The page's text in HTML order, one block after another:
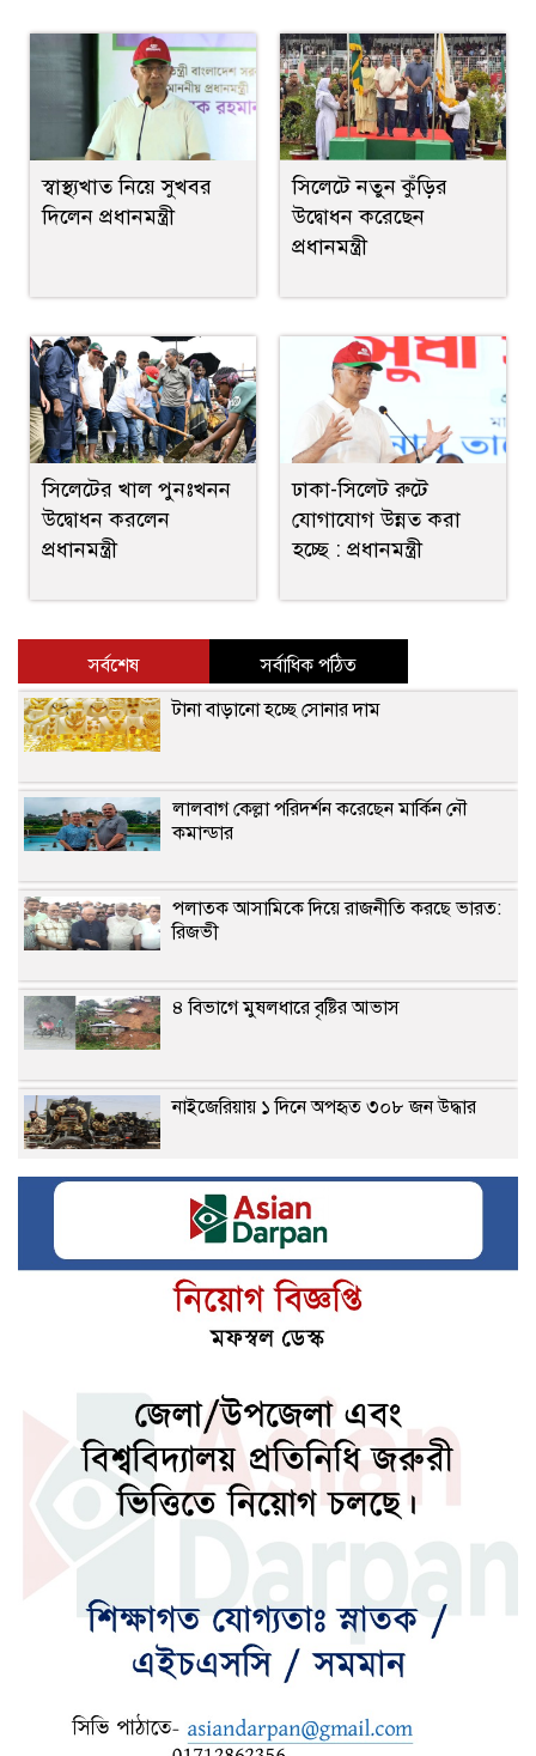
স্বাস্থ্যখাত নিয়ে সুখবর
দিলেন প্রধানমন্ত্রী
সিলেটে নতুন কুঁড়ির
উদ্বোধন করেছেন
প্রধানমন্ত্রী
সিলেটের খাল পুনঃখনন
উদ্বোধন করলেন
প্রধানমন্ত্রী
ঢাকা-সিলেট রুটে
যোগাযোগ উন্নত করা
হচ্ছে : প্রধানমন্ত্রী
সর্বশেষ
সর্বাধিক পঠিত
টানা বাড়ানো হচ্ছে সোনার দাম
লালবাগ কেল্লা পরিদর্শন করেছেন মার্কিন নৌ
কমান্ডার
পলাতক আসামিকে দিয়ে রাজনীতি করছে ভারত:
রিজভী
৪ বিভাগে মুষলধারে বৃষ্টির আভাস
নাইজেরিয়ায় ১ দিনে অপহৃত ৩০৮ জন উদ্ধার
আজ থেকে সবার জন্য উন্মুক্ত জুলাই জাদুঘর
যুক্তরাষ্ট্রের নতুন হামলায় মাশুল দিতে হবে
উপসাগরীয় মিত্রদের: ইরান
জাতিসংঘে জুলাই গণঅভ্যুত্থান দিবস পালিত
কর্মক্ষেত্রে গতি বাড়বে মেষ রাশি
জেনে নিন আজকের নামাজের সময়সূচি